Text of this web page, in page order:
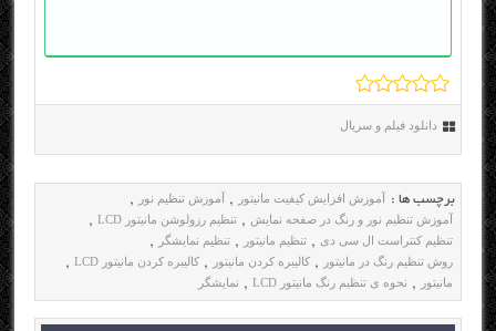
دانلود فیلم و سریال
برچسب ها : آموزش افزایش کیفیت مانیتور , آموزش تنظیم نور ,
آموزش تنظیم نور و رنگ در صفحه نمایش , تنظیم رزولوشن مانیتور LCD ,
تنظیم کنتراست ال سی دی , تنظیم مانیتور , تنظیم نمایشگر ,
روش تنظیم رنگ در مانیتور , کالیبره کردن مانیتور , کالیبره کردن مانیتور LCD ,
مانیتور , نحوه ی تنظیم رنگ مانیتور LCD , نمایشگر